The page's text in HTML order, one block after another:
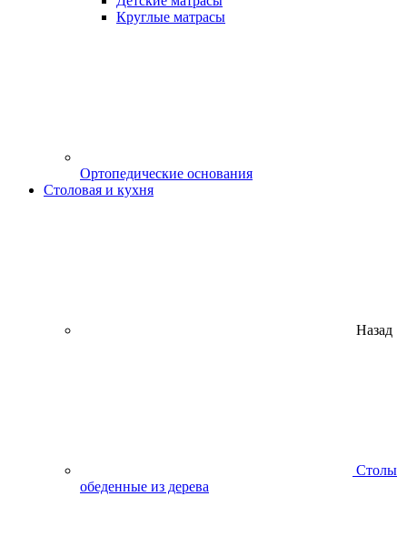
Круглые матрасы
Ортопедические основания
Столовая и кухня
Назад
Столы
обеденные из дерева